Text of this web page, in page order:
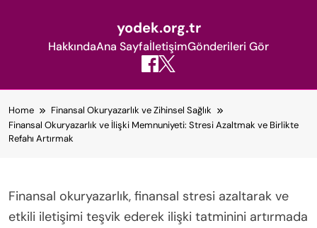
yodek.org.tr
HakkındaAna SayfaİletişimGönderileri Gör
to
content
Home
Finansal Okuryazarlık ve Zihinsel Sağlık
Finansal Okuryazarlık ve İlişki Memnuniyeti: Stresi Azaltmak ve Birlikte
Refahı Artırmak
Finansal okuryazarlık, finansal stresi azaltarak ve
etkili iletişimi teşvik ederek ilişki tatminini artırmada